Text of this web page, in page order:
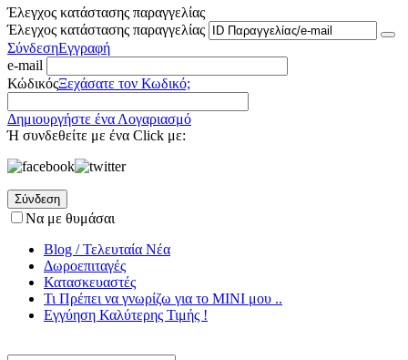
Έλεγχος κατάστασης παραγγελίας
Έλεγχος κατάστασης παραγγελίας
ΣύνδεσηΕγγραφή
e-mail
ΚώδικόςΞεχάσατε τον Κωδικό;
Δημιουργήστε ένα Λογαριασμό
Ή συνδεθείτε με ένα Click με:
Σύνδεση
Να με θυμάσαι
Blog / Τελευταία Νέα
Δωροεπιταγές
Κατασκευαστές
Τι Πρέπει να γνωρίζω για το MΙΝΙ μου ..
Εγγύηση Καλύτερης Τιμής !